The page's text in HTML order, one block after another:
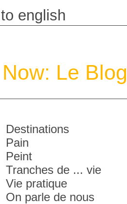
Now: Le Blog
Destinations
Pain
Peint
Tranches de ... vie
Vie pratique
On parle de nous